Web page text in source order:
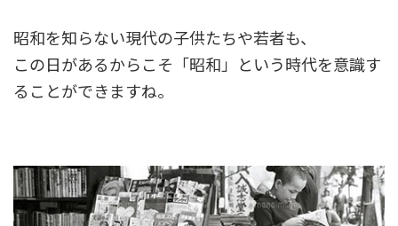
昭和を知らない現代の子供たちや若者も、
この日があるからこそ「昭和」という時代を意識す
ることができますね。